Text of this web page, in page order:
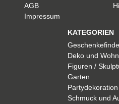
AGB
Impressum
KATEGORIEN
Deko und
Figuren /
Garten
Partydekoration
Schmuck und